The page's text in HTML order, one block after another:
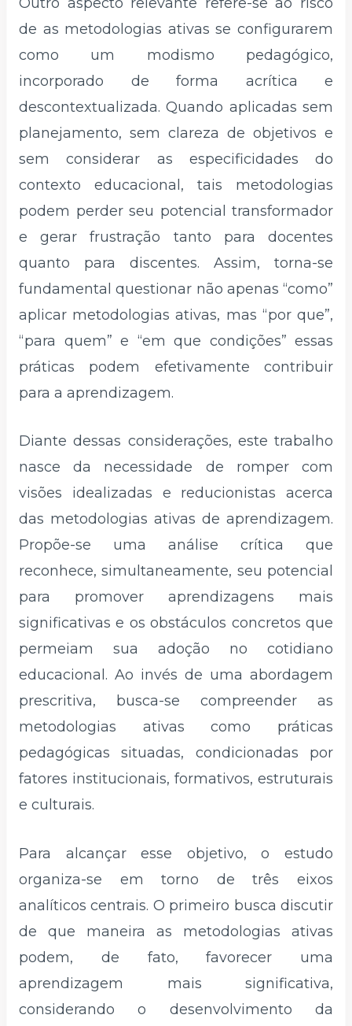
de as metodologias ativas se configurarem
como um modismo pedagógico,
incorporado de forma acrítica e
descontextualizada. Quando aplicadas sem
planejamento, sem clareza de objetivos e
sem considerar as especificidades do
contexto educacional, tais metodologias
podem perder seu potencial transformador
e gerar frustração tanto para docentes
quanto para discentes. Assim, torna-se
fundamental questionar não apenas “como”
aplicar metodologias ativas, mas “por que”,
“para quem” e “em que condições” essas
práticas podem efetivamente contribuir
para a aprendizagem.
Diante dessas considerações, este trabalho
nasce da necessidade de romper com
visões idealizadas e reducionistas acerca
das metodologias ativas de aprendizagem.
Propõe-se uma análise crítica que
reconhece, simultaneamente, seu potencial
para promover aprendizagens mais
significativas e os obstáculos concretos que
permeiam sua adoção no cotidiano
educacional. Ao invés de uma abordagem
prescritiva, busca-se compreender as
metodologias ativas como práticas
pedagógicas situadas, condicionadas por
fatores institucionais, formativos, estruturais
e culturais.
Para alcançar esse objetivo, o estudo
organiza-se em torno de três eixos
analíticos centrais. O primeiro busca discutir
de que maneira as metodologias ativas
podem, de fato, favorecer uma
aprendizagem mais significativa,
considerando o desenvolvimento da